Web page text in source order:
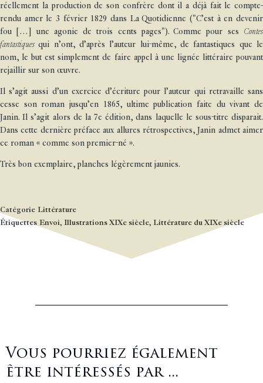
réellement la production de son confrère dont il a déjà fait le compte-
rendu amer le 3 février 1829 dans La Quotidienne ("C’est à en devenir
fou […] une agonie de trois cents pages"). Comme pour ses Contes
fantastiquesqui n’ont, d’après l’auteur lui-même, de fantastiques que le
nom, le but est simplement de faire appel à une lignée littéraire pouvant
rejaillir sur son œuvre.
Il s’agit aussi d’un exercice d’écriture pour l’auteur qui retravaille sans
cesse son roman jusqu’en 1865, ultime publication faite du vivant de
Janin. Il s’agit alors de la 7e édition, dans laquelle le sous-titre disparait.
Dans cette dernière préface aux allures rétrospectives, Janin admet aimer
ce roman « comme son premier-né ».
Très bon exemplaire, planches légèrement jaunies.
Catégorie Littérature
Étiquettes Envoi, Illustrations XIXe siècle, Littérature du XIXe siècle
Vous pourriez également
être intéressés par ...